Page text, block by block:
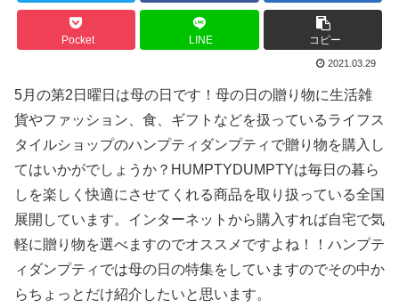
Pocket LINE コピー
2021.03.29
5月の第2日曜日は母の日です！母の日の贈り物に生活雑
貨やファッション、食、ギフトなどを扱っているライフス
タイルショップのハンプティダンプティで贈り物を購入し
てはいかがでしょうか？HUMPTYDUMPTYは毎日の暮ら
しを楽しく快適にさせてくれる商品を取り扱っている全国
展開しています。インターネットから購入すれば自宅で気
軽に贈り物を選べますのでオススメですよね！！ハンプテ
ィダンプティでは母の日の特集をしていますのでその中か
らちょっとだけ紹介したいと思います。